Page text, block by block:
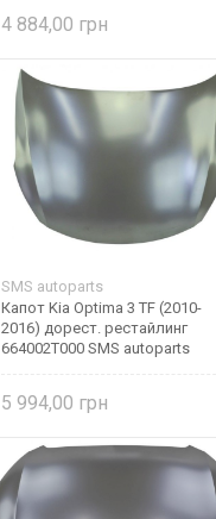
4 884,00
SMS autoparts
Капот Kia Optima 3 TF (2010-
2016) дорест. рестайлинг
664002T000 SMS autoparts
5 994,00